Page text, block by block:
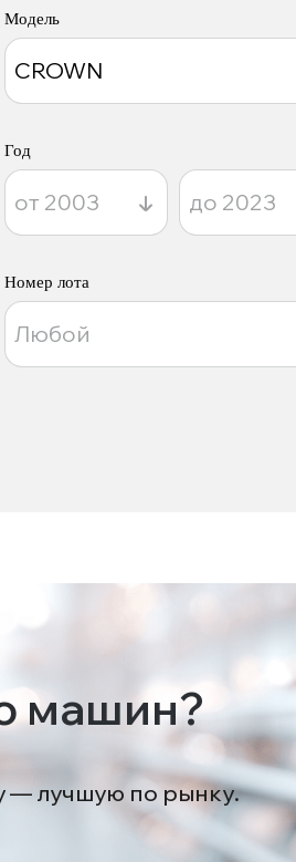
Модель
Год
Номер лота
машин?
— лучшую по рынку.